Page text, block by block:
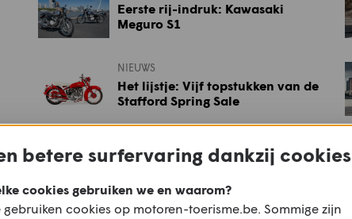
Eerste rij-indruk: Kawasaki
Meguro S1
NIEUWS
Het lijstje: Vijf topstukken van de
Stafford Spring Sale
betere surfervaring dankzij cookies
cookies gebruiken we en waarom?
gebruiken cookies op motoren-toerisme.be. Sommige zijn